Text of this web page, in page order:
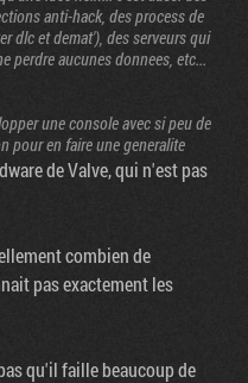
anti-hack, des process de
dlc et demat'), des serveurs qui
perdre aucunes donnees, etc...
une console avec si peu de
pour en faire une generalite
de Valve, qui n'est pas
combien de
pas exactement les
qu'il faille beaucoup de